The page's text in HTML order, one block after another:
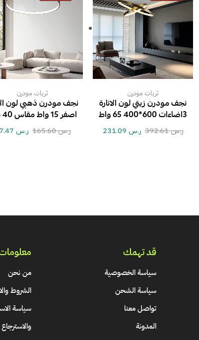
ثريات مودرن
نجف مودرن زيتي لون الانارة
3اضاءات 600*400 65 واط
ر.س392.61 ر.س
ثريات مودرن
نجف مودرن ذهبي لون
اصفر 15 واط مقاس 40 سم
ر.س165.60 ر.س
قد تهمك
سياسة الخصوصية
سياسة الشحن
تواصل معنا
المدونة
من نحن
الشروط
سياسة
والاسترجاع